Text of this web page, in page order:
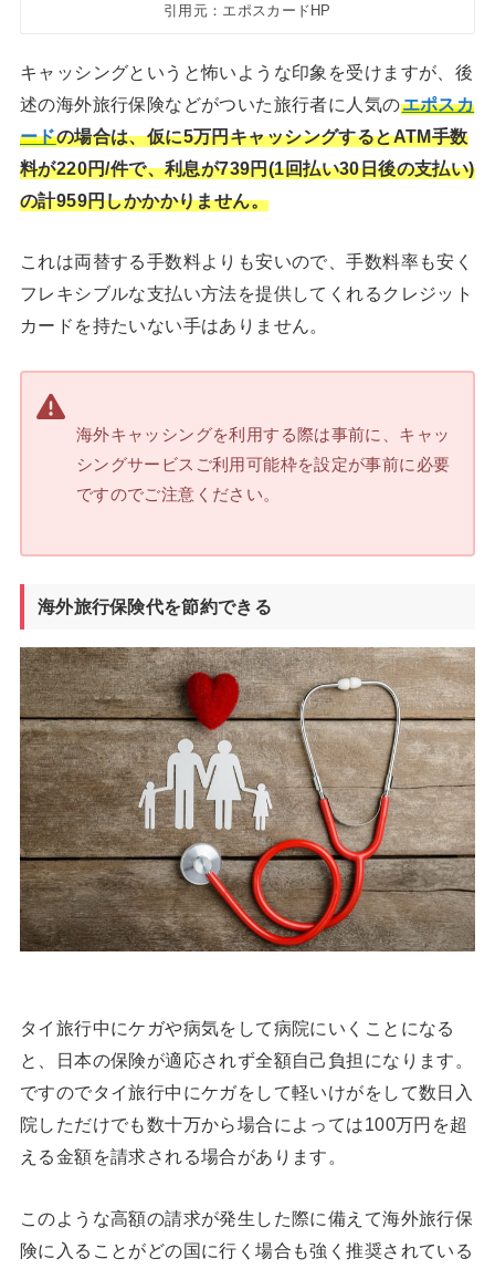
引用元：エポスカードHP
キャッシングというと怖いような印象を受けますが、後
述の海外旅行保険などがついた旅行者に人気のエポスカ
ードの場合は、仮に5万円キャッシングするとATM手数
料が220円/件で、利息が739円(1回払い30日後の支払い)
の計959円しかかかりません。
これは両替する手数料よりも安いので、手数料率も安く
フレキシブルな支払い方法を提供してくれるクレジット
カードを持たいない手はありません。
海外キャッシングを利用する際は事前に、キャッ
シングサービスご利用可能枠を設定が事前に必要
ですのでご注意ください。
海外旅行保険代を節約できる
タイ旅行中にケガや病気をして病院にいくことになる
と、日本の保険が適応されず全額自己負担になります。
ですのでタイ旅行中にケガをして軽いけがをして数日入
院しただけでも数十万から場合によっては100万円を超
える金額を請求される場合があります。
このような高額の請求が発生した際に備えて海外旅行保
険に入ることがどの国に行く場合も強く推奨されている